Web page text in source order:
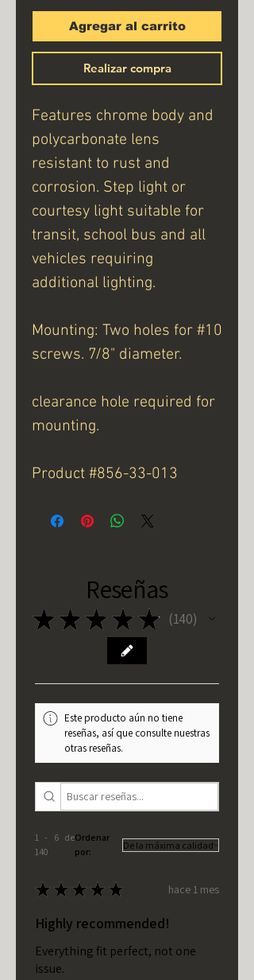
Agregar al carrito
Realizar compra
Features chrome body and
polycarbonate lens
resistant to rust and
corrosion. Step light or
courtesy light suitable for
transit, school bus and all
vehicles requiring
additional lighting.
Mounting: Two holes for #10
screws. 7/8" diameter.
clearance hole required for
mounting.
Product #856-33-013
Reseñas
★ ★ ★ ★ ★ 140
140
Este producto aún no tiene
reseñas, así que consulte nuestras
otras reseñas.
1 - 6 de
140
Ordenar
por:
★ ★ ★ ★ ★ hace 1 mes
Highly recommended!
Everything fit perfect, not one
issue.